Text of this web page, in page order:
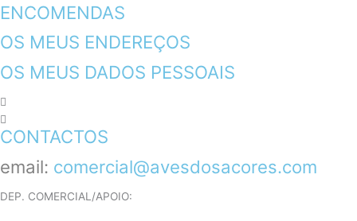
ENCOMENDAS
OS MEUS ENDEREÇOS
OS MEUS DADOS PESSOAIS
CONTACTOS
email: comercial@avesdosacores.com
DEP. COMERCIAL/APOIO: